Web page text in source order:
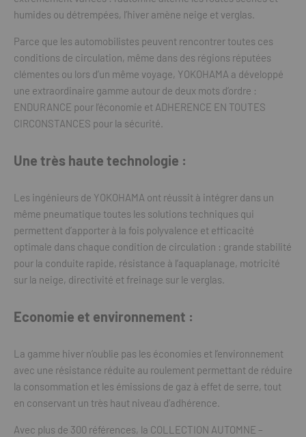
humides ou détrempées, l’hiver amène neige et verglas.
Parce que les automobilistes peuvent rencontrer toutes ces
conditions de circulation, même dans des régions réputées
clémentes ou lors d’un même voyage, YOKOHAMA a développé
une extraordinaire gamme autour de deux mots d’ordre :
ENDURANCE pour l’économie et ADHERENCE EN TOUTES
CIRCONSTANCES pour la sécurité.
Une très haute technologie :
Les ingénieurs de YOKOHAMA ont réussit à intégrer dans un
même pneumatique toutes les solutions techniques qui
permettent d’apporter à la fois polyvalence et efficacité
optimale dans chaque condition de circulation : grande stabilité
pour la conduite rapide, résistance à l’aquaplanage, motricité
sur la neige, directivité et freinage sur le verglas.
Economie et environnement :
La gamme hiver n’oublie pas les économies et l’environnement
avec une résistance réduite au roulement permettant de réduire
la consommation et les émissions de gaz à effet de serre, tout
en conservant un très haut niveau d’adhérence.
Avec plus de 300 références, la COLLECTION AUTOMNE –